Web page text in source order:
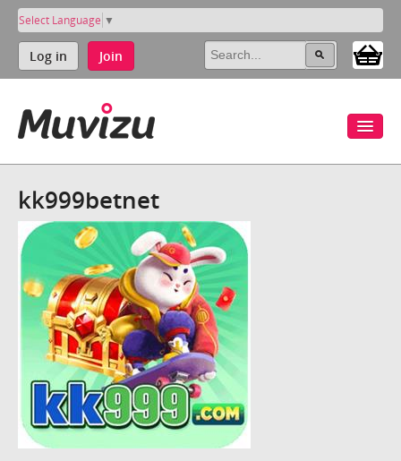
Select Language ▼
Log in Join
kk999betnet